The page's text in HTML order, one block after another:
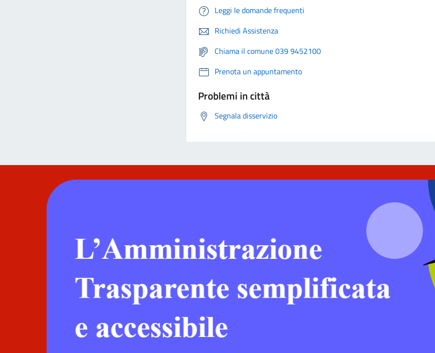
Leggi le domande frequenti
Richiedi Assistenza
Chiama il comune 039 9452100
Prenota un appuntamento
Problemi in città
Segnala disservizio